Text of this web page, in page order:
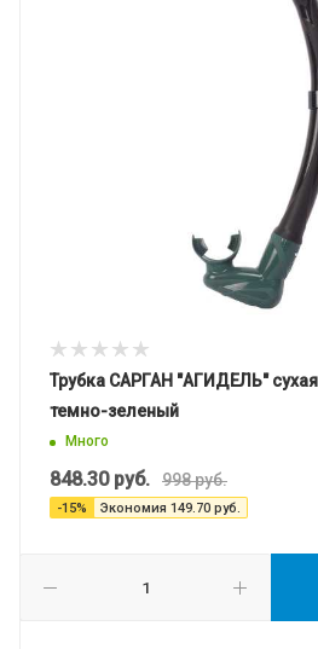
Трубка САРГАН "АГИДЕЛЬ"
темно-зеленый
Много
848.30руб. 998руб.
-15% Экономия 149.70 руб.